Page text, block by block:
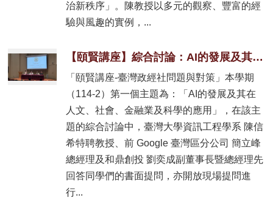
治新秩序」。陳教授以多元的觀察、豐富的經
驗與風趣的實例，...
【頤賢講座】綜合討論：AI的發展及其在人文、社會、金融業及科學的應用-2026.03.19
「頤賢講座-臺灣政經社問題與對策」本學期
（114-2）第一個主題為：「AI的發展及其在
人文、社會、金融業及科學的應用」，在該主
題的綜合討論中，臺灣大學資訊工程學系 陳信
希特聘教授、前 Google 臺灣區分公司 簡立峰
總經理及和鼎創投 劉奕成副董事長暨總經理先
回答同學們的書面提問，亦開放現場提問進
行...